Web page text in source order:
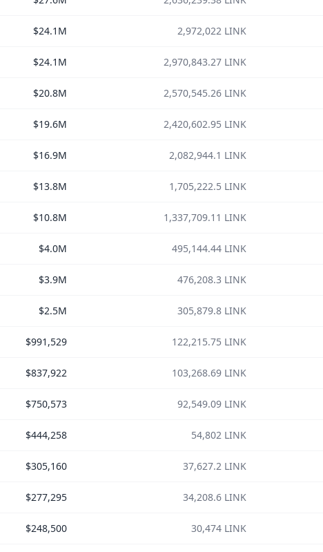
$24.1M 2,972,022 LINK
$24.1M 2,970,843.27 LINK
$20.8M 2,570,545.26 LINK
$19.6M 2,420,602.95 LINK
$16.9M 2,082,944.1 LINK
$13.8M 1,705,222.5 LINK
$10.8M 1,337,709.11 LINK
$4.0M 495,144.44 LINK
$3.9M 476,208.3 LINK
$2.5M 305,879.8 LINK
$991,529 122,215.75 LINK
$837,922 103,268.69 LINK
$750,573 92,549.09 LINK
$444,258 54,802 LINK
$305,160 37,627.2 LINK
$277,295 34,208.6 LINK
$248,500 30,474 LINK